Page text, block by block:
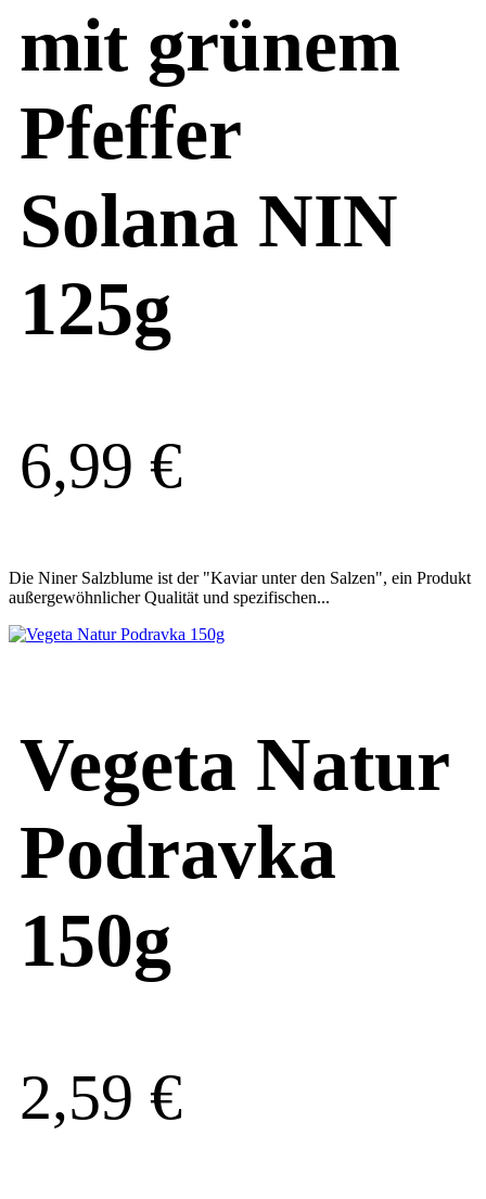
mit grünem
Pfeffer
Solana NIN
125g
6,99 €
Die Niner Salzblume ist der "Kaviar unter den Salzen", ein Produkt
außergewöhnlicher Qualität und spezifischen...
Vegeta Natur
Podravka
150g
2,59 €